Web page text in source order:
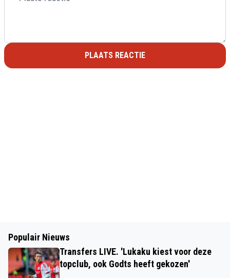
PLAATS REACTIE
Populair Nieuws
Transfers LIVE. 'Lukaku kiest voor deze
topclub, ook Godts heeft gekozen'